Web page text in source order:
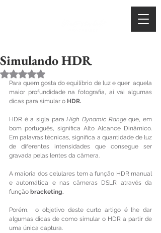
Simulando HDR
Avaliado com NaN de 5 estrelas.
Para quem gosta do equilíbrio de luz e quer  aquela
maior profundidade na fotografia, aí vai algumas
dicas para simular o HDR.
HDR é a sigla para High Dynamic Range que, em
bom português, significa Alto Alcance Dinâmico.
Em palavras técnicas, significa a quantidade de luz
de diferentes intensidades que consegue ser
gravada pelas lentes da câmera.
A maioria dos celulares tem a função HDR manual
e automática e nas câmeras DSLR através da
função bracketing.
Porém,  o objetivo deste curto artigo é lhe dar
algumas dicas de como simular o HDR a partir de
uma única captura.